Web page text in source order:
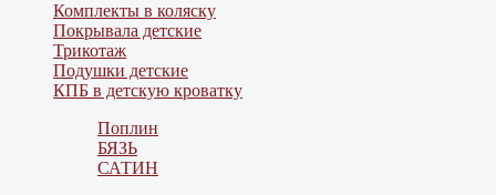
Комплекты в коляску
Покрывала детские
Трикотаж
Подушки детские
КПБ в детскую кроватку
Поплин
БЯЗЬ
САТИН